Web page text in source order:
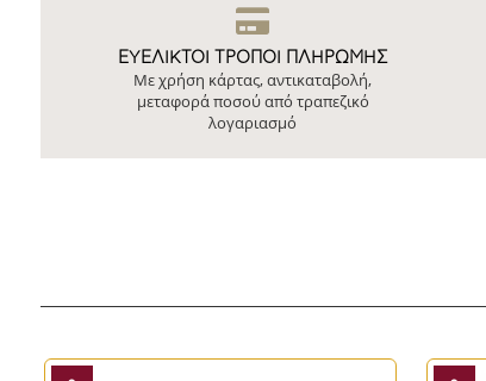
ΕΥΕΛΙΚΤΟΙ ΤΡΟΠΟΙ ΠΛΗΡΩΜΗΣ
Με χρήση κάρτας, αντικαταβολή,
μεταφορά ποσού από τραπεζικό
λογαριασμό